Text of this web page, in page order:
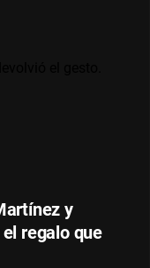
y
regalo que